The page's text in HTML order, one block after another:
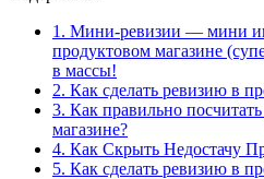
1. Мини-ревизии — мини
продуктовом магазине
в массы!
2. Как сделать ревизию в
3. Как правильно
магазине?
4. Как Скрыть Недостачу
5. Как сделать ревизию в